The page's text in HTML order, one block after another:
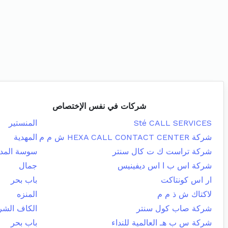
شركات في نفس الإختصاص
Sté CALL SERVICES
المنستير
شركة HEXA CALL CONTACT CENTER ش م م
المهدية
شركة تراست ك ت كال سنتر
سوسة
شركة اس ب ا اس ديفينيس
جمال
ار اس كونتاكت
باب بحر
لاكتاك ش ذ م م
المنزه
شركة صاب كول سنتر
الكاف
شركة س ب هـ العالمية للنداء
باب بحر